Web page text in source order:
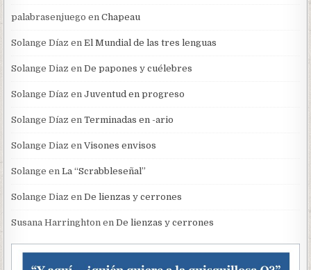
palabrasenjuego enChapeau
Solange Díaz enEl Mundial de las tres lenguas
Solange Diaz enDe papones y cuélebres
Solange Díaz enJuventud en progreso
Solange Díaz enTerminadas en -ario
Solange Diaz enVisones envisos
Solange enLa “Scrabbleseñal”
Solange Diaz enDe lienzas y cerrones
Susana Harringhton enDe lienzas y cerrones